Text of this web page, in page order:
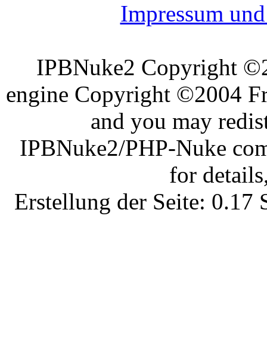
Impressum
IPBNuke2 Copyright
engine Copyright ©2004
and you may
IPBNuke2/PHP-Nuke
for
Erstellung der Seite: 0.17